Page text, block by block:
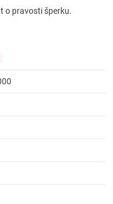
o pravosti šperku.